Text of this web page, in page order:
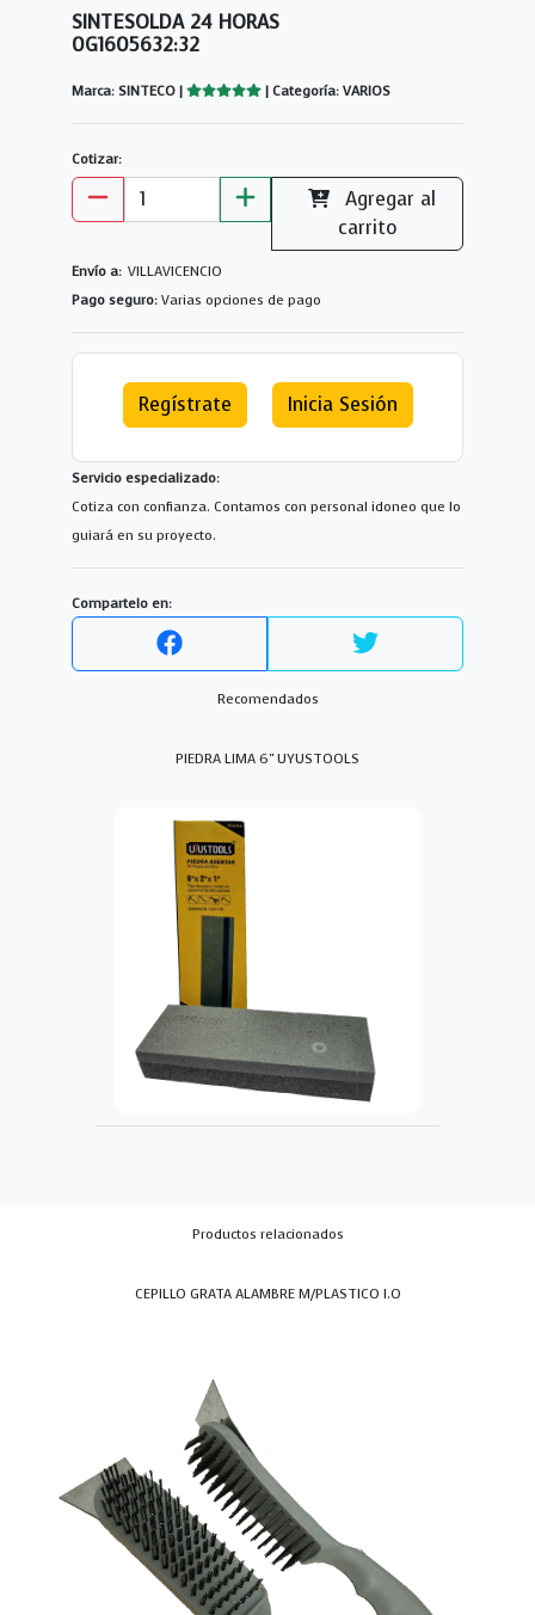
SINTESOLDA 24 HORAS
0G1605632:32
Marca: SINTECO | | Categoría: VARIOS
Cotizar:
Agregar al
carrito
Envío a: VILLAVICENCIO
Pago seguro: Varias opciones de pago
Regístrate Inicia Sesión
Servicio especializado:
Cotiza con confianza. Contamos con personal idoneo que lo
guiará en su proyecto.
Compartelo en:
Recomendados
PIEDRA LIMA 6" UYUSTOOLS
Productos relacionados
CEPILLO GRATA ALAMBRE M/PLASTICO I.O